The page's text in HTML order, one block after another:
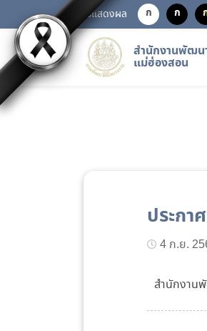
การแสดงผล ก ก
สำนักงานพัฒน
แม่ฮ่องสอน
ประกา
4 ก.ย.
สำนักงาน